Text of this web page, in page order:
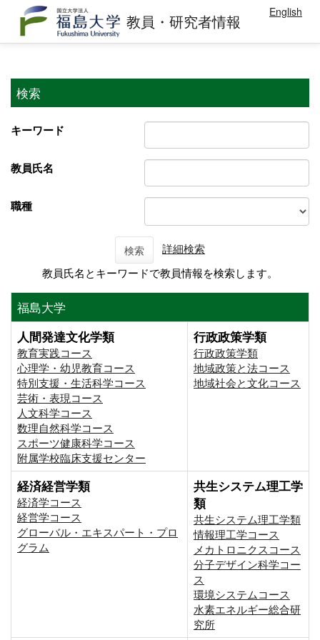
教員・研究者情報 English
検索
キーワード
教員氏名
職種
検索
詳細検索
教員氏名とキーワードで教員情報を検索します。
福島大学
人間発達文化学類
教育実践コース
心理学・幼児教育コース
特別支援・生活科学コース
芸術・表現コース
人文科学コース
数理自然科学コース
スポーツ健康科学コース
附属学校臨床支援センター
行政政策学類
行政政策学類
地域政策と法コース
地域社会と文化コース
経済経営学類
経済学コース
経営学コース
グローバル・エキスパート・プロ
グラム
共生システム理工学
類
共生システム理工学類
情報理工学コース
メカトロニクスコース
分子デザイン科学コー
ス
環境システムコース
⽔素エネルギー総合研
究所